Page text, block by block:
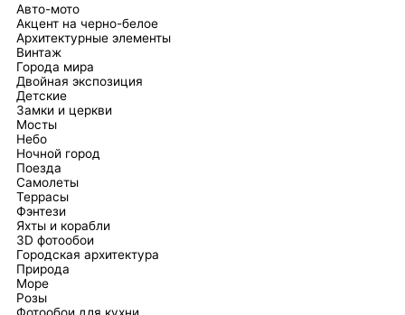
Авто-мото
Акцент на черно-белое
Архитектурные элементы
Винтаж
Города мира
Двойная экспозиция
Детские
Замки и церкви
Мосты
Небо
Ночной город
Поезда
Самолеты
Террасы
Фэнтези
Яхты и корабли
3D фотообои
Городская архитектура
Природа
Море
Розы
Фотообои для кухни